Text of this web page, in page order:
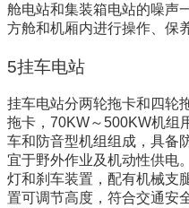
舱电站和集装箱电站的噪声
方舱和机厢内进行操作、保
5挂车电站
挂车电站分两轮拖卡和四轮
拖卡，70KW～500KW机组
车和防音型机组组成，具备
宜于野外作业及机动性供电
灯和刹车装置，配有机械支
置可调节高度，符合交通安